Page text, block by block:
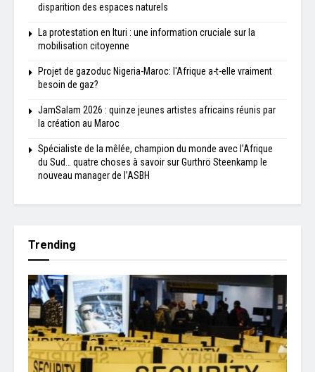
disparition des espaces naturels
La protestation en Ituri : une information cruciale sur la
mobilisation citoyenne
Projet de gazoduc Nigeria-Maroc: l'Afrique a-t-elle vraiment
besoin de gaz?
JamSalam 2026 : quinze jeunes artistes africains réunis par
la création au Maroc
Spécialiste de la mêlée, champion du monde avec l’Afrique
du Sud… quatre choses à savoir sur Gurthrö Steenkamp le
nouveau manager de l’ASBH
Trending